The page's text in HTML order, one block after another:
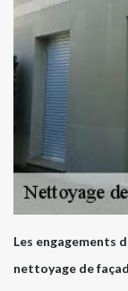
Les engagements
nettoyage de